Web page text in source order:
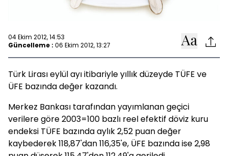
04 Ekim 2012, 14:53
Güncelleme : 06 Ekim 2012, 13:27
Türk Lirası eylül ayı itibariyle yıllık düzeyde TÜFE ve
ÜFE bazında değer kazandı.
Merkez Bankası tarafından yayımlanan geçici
verilere göre 2003=100 bazlı reel efektif döviz kuru
endeksi TÜFE bazında aylık 2,52 puan değer
kaybederek 118,87'dan 116,35'e, ÜFE bazında ise 2,98